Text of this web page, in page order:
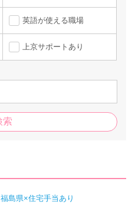
英語が使える職場
上京サポートあり
福島県×住宅手当あり